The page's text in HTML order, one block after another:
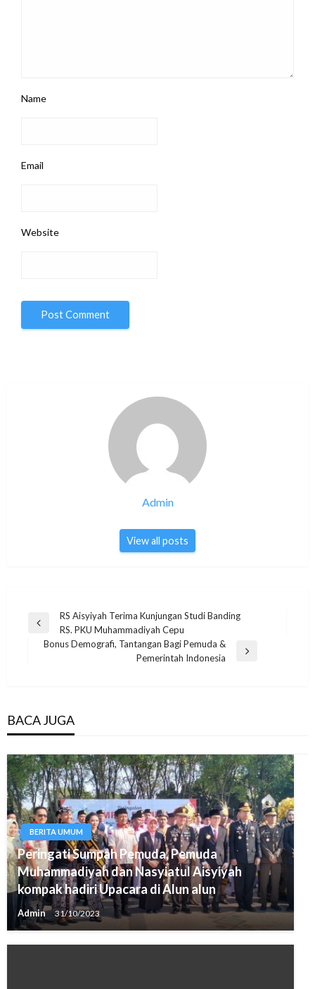
Name
Email
Website
Admin
View all posts
Post
navigation
Previous
Post
RS Aisyiyah Terima Kunjungan Studi Banding
RS. PKU Muhammadiyah Cepu
Bonus Demografi, Tantangan Bagi Pemuda &
Pemerintah Indonesia
BACA JUGA
BERITA UMUM
Peringati Sumpah Pemuda, Pemuda
Muhammadiyah dan Nasyiatul Aisyiyah
kompak hadiri Upacara di Alun alun
Admin 31/10/2023